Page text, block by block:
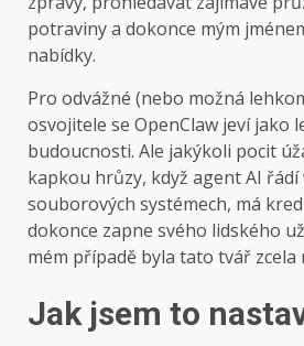
potraviny a dokonce mým
nabídky.
Pro odvážné (nebo možná
osvojitele se OpenClaw jeví jako
budoucnosti. Ale jakýkoli pocit
kapkou hrůzy, když agent AI řádí
souborových systémech, má
dokonce zapne svého lidského
mém případě byla tato tvář zcela
Jak jsem to